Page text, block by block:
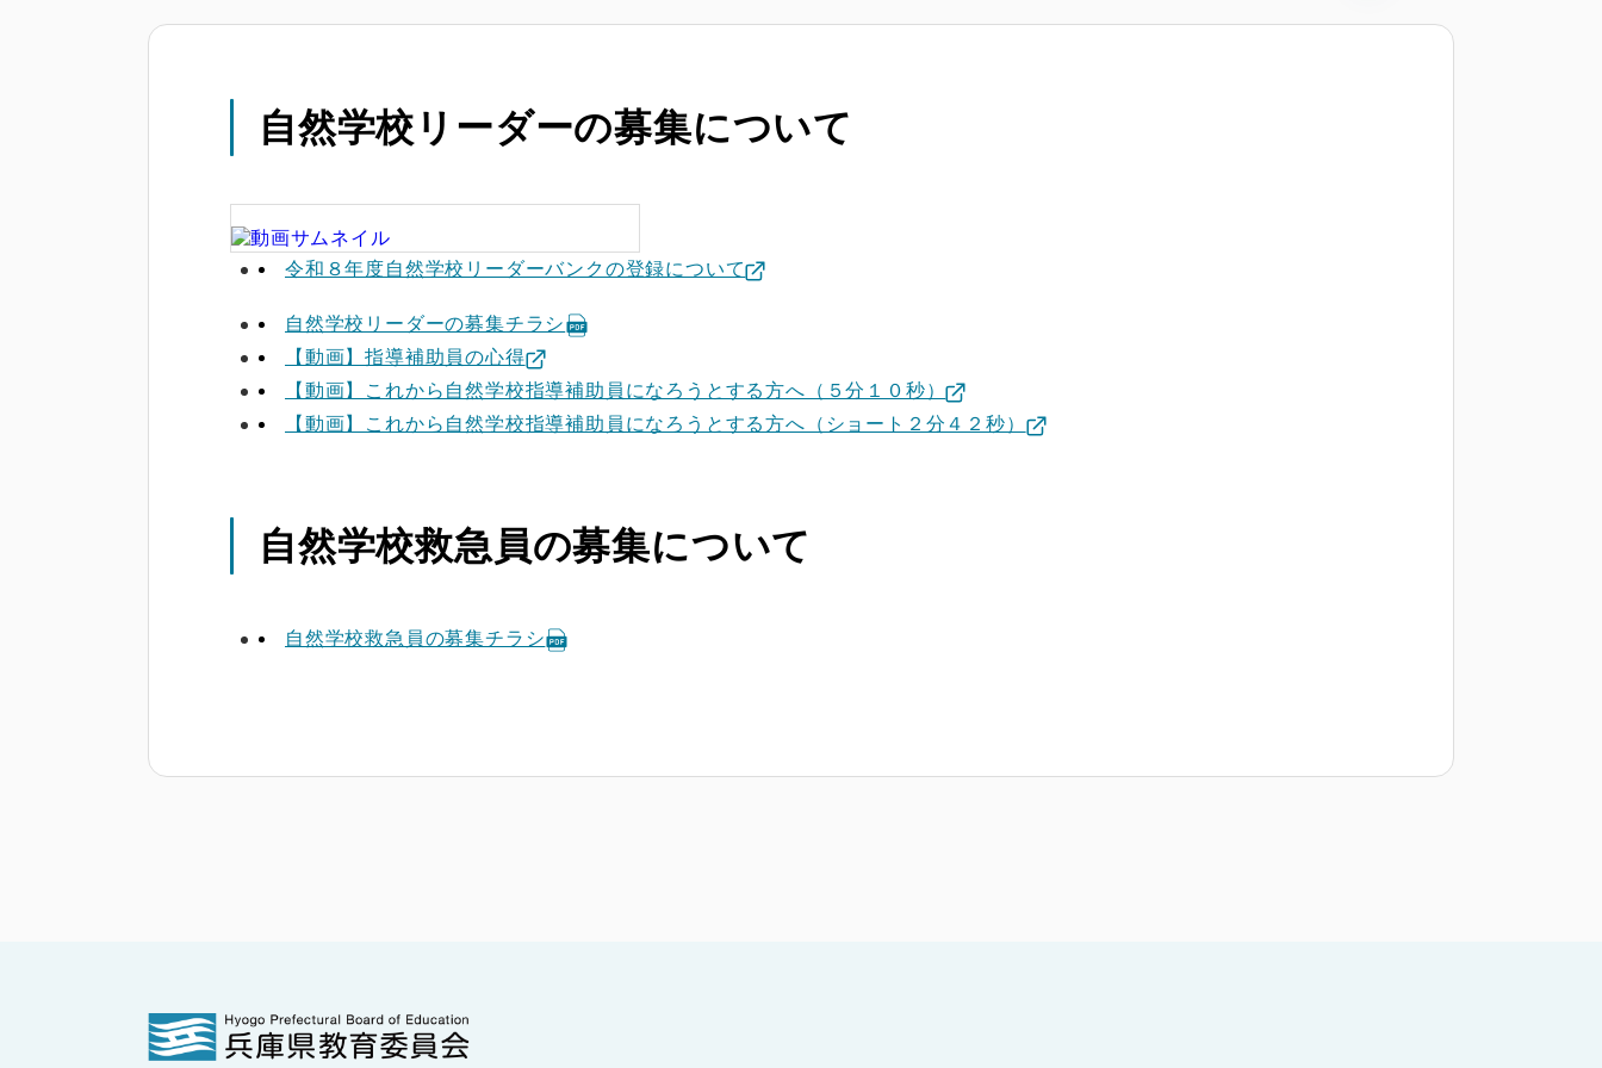
自然学校リーダーの募集について
令和８年度自然学校リーダーバンクの登録について
自然学校リーダーの募集チラシ
【動画】指導補助員の心得
【動画】これから自然学校指導補助員になろうとする方へ（５分１０秒）
【動画】これから自然学校指導補助員になろうとする方へ（ショート２分４２秒）
自然学校救急員の募集について
自然学校救急員の募集チラシ